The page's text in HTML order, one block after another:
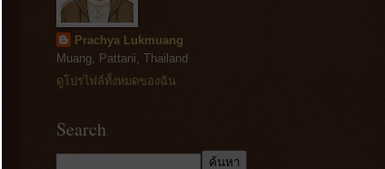
Prachya Lukmuang
Muang, Pattani, Thailand
ดูโปรไฟล์ทั้งหมดของฉัน
Search